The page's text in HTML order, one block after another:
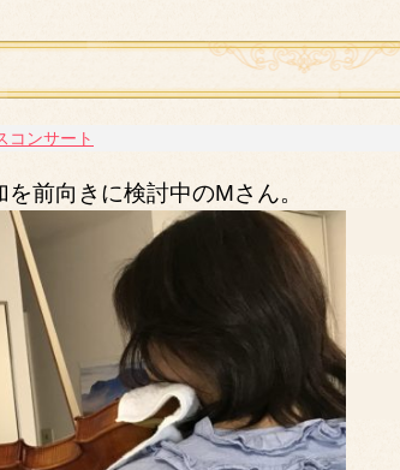
コンサート
前向きに検討中のMさん。